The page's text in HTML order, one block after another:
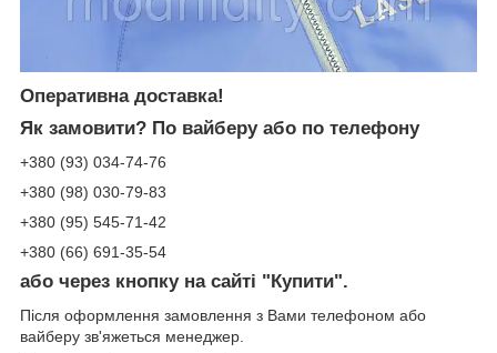
Оперативна доставка!
Як замовити? По вайберу або по телефону
+380 (93) 034-74-76
+380 (98) 030-79-83
+380 (95) 545-71-42
+380 (66) 691-35-54
або через кнопку на сайті "Купити".
Після оформлення замовлення з Вами телефоном або
вайберу зв'яжеться менеджер.